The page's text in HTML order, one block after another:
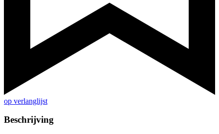
op verlanglijst
Beschrijving